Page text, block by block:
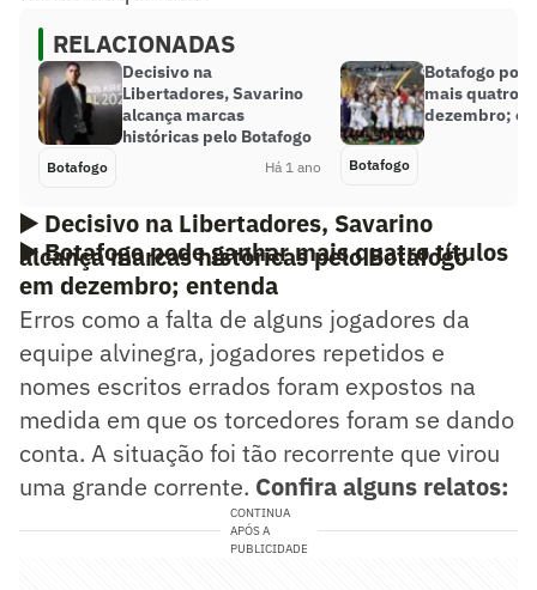
RELACIONADAS
Decisivo na
Libertadores, Savarino
alcança marcas
históricas pelo Botafogo
Botafogo Há 1 ano
Botafogo
mais quatro
dezembro;
Botafogo
▶️ Decisivo na Libertadores, Savarino
alcança marcas históricas pelo Botafogo
▶️Botafogo pode ganhar mais quatro títulos
em dezembro; entenda
Erros como a falta de alguns jogadores da
equipe alvinegra, jogadores repetidos e
nomes escritos errados foram expostos na
medida em que os torcedores foram se dando
conta. A situação foi tão recorrente que virou
uma grande corrente. Confira alguns relatos:
CONTINUA
APÓS A
PUBLICIDADE